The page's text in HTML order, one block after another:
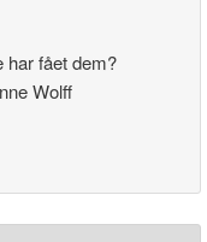
har fået dem?
Wolff